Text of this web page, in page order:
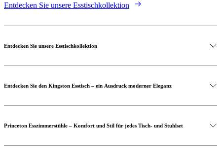
Entdecken Sie unsere Esstischkollektion
Entdecken Sie unsere Esstischkollektion
Entdecken Sie den Kingston Esstisch – ein Ausdruck moderner Eleganz
Princeton Esszimmerstühle – Komfort und Stil für jedes Tisch- und Stuhlset